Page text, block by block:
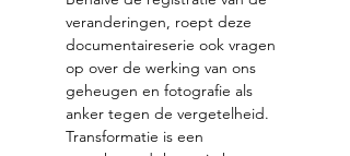
veranderingen, roept deze
documentaireserie ook vragen
op over de werking van ons
geheugen en fotografie als
anker tegen de vergetelheid.
Transformatie is een